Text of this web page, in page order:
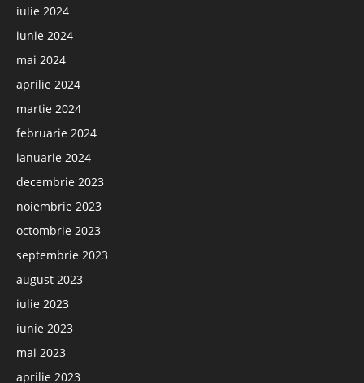
iulie 2024
iunie 2024
mai 2024
aprilie 2024
martie 2024
februarie 2024
ianuarie 2024
decembrie 2023
noiembrie 2023
octombrie 2023
septembrie 2023
august 2023
iulie 2023
iunie 2023
mai 2023
aprilie 2023